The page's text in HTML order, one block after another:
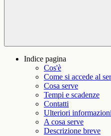
Indice pagina
Cos'è
Come si accede al
Cosa serve
Tempi e scadenze
Contatti
Ulteriori informazioni
A cosa serve
Descrizione breve